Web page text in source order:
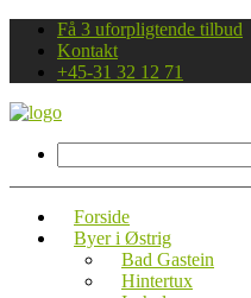
Få 3 uforpligtende tilbud
Kontakt
+45-31 32 12 71
Forside
Byer i Østrig
Bad Gastein
Hintertux